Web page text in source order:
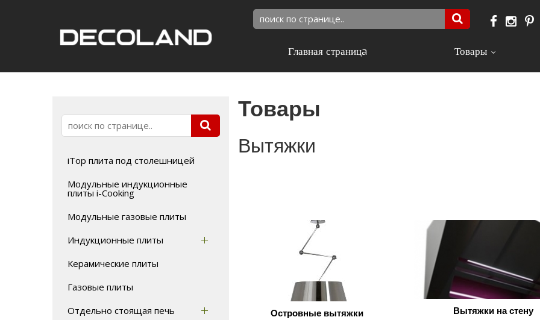
Главная страницa Товары
iTop плита под столешницей
Модульные индукционные
плиты i-Cooking
Модульные газовые плиты
Индукционные плиты
Керамические плиты
Газовые плиты
Отдельно стоящая печь
Товары
Вытяжки
Островные вытяжки Вытяжки на стену